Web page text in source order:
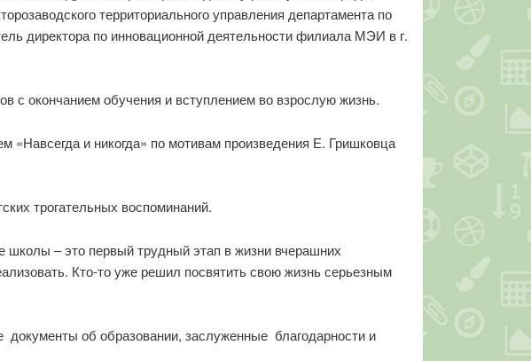
территориального управления департамента по
директора по инновационной деятельности филиала МЭИ в г.
с окончанием обучения и вступлением во взрослую жизнь.
«Навсегда и никогда» по мотивам произведения Е. Гришковца
трогательных воспоминаний.
– это первый трудный этап в жизни вчерашних
Кто-то уже решил посвятить свою жизнь серьезным
об образовании, заслуженные благодарности и